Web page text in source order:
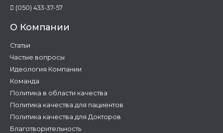
(050) 433-37-57
О Компании
Статьи
Частые вопросы
Идеология Компании
Команда
Политика в области качества
Политика качества для пациентов
Политика качества для Докторов
Благотворительность